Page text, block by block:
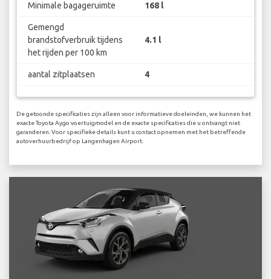
Minimale bagageruimte 168 l
Gemengd
brandstofverbruik tijdens
het rijden per 100 km
4.1 l
aantal zitplaatsen 4
De getoonde specificaties zijn alleen voor informatieve doeleinden, we kunnen het
exacte Toyota Aygo voertuigmodel en de exacte specificaties die u ontvangt niet
garanderen. Voor specifieke details kunt u contact opnemen met het betreffende
autoverhuurbedrijf op Langenhagen Airport.